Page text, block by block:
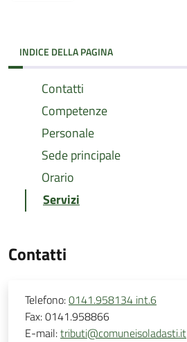
INDICE DELLA PAGINA
Contatti
Competenze
Personale
Sede principale
Orario
Servizi
Contatti
Telefono:0141.958134 int.6
Fax:0141.958866
E-mail:tributi@comuneisoladasti.it